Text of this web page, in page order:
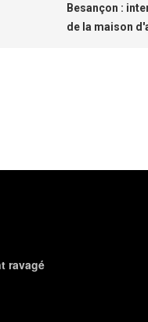
Besançon :
de la maison
ravagé